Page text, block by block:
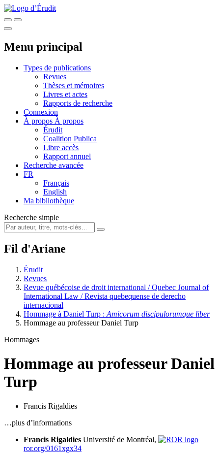
Menu principal
Types de publications
Revues
Thèses et mémoires
Livres et actes
Rapports de recherche
Connexion
À propos À propos
Érudit
Coalition Publica
Libre accès
Rapport annuel
Recherche avancée
FR
Français
English
Ma bibliothèque
Recherche simple
Fil d'Ariane
Érudit
Revues
Revue québécoise de droit international / Quebec Journal of
International Law / Revista quebequense de derecho
internacional
Hommage à Daniel Turp : Amicorum discipulorumque liber
Hommage au professeur Daniel Turp
Hommages
Hommage au professeur Daniel
Turp
Francis Rigaldies
…plus d’informations
Francis Rigaldies Université de Montréal,
ror.org/0161xgx34